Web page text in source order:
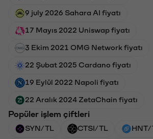
9 july 2026 Sahara AI fiyatı
17 Mayıs 2022 Uniswap fiyatı
3 Ekim 2021 OMG Network fiyatı
22 Şubat 2025 Cardano fiyatı
19 Eylül 2022 Napoli fiyatı
22 Aralık 2024 ZetaChain fiyatı
Popüler işlem çiftleri
SYN/TL CTSI/TL